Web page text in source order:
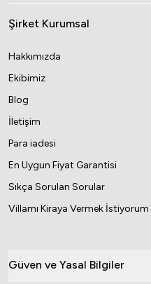
Şirket Kurumsal
Hakkımızda
Ekibimiz
Blog
İletişim
Para iadesi
En Uygun Fiyat Garantisi
Sıkça Sorulan Sorular
Villamı Kiraya Vermek İstiyorum
Güven ve Yasal Bilgiler